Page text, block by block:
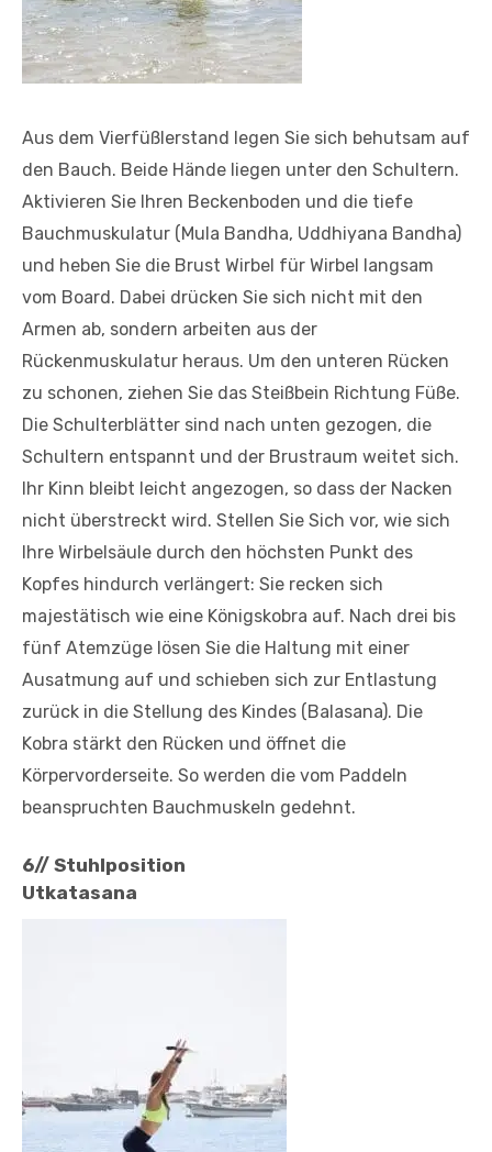
Aus dem Vierfüßlerstand legen Sie sich behutsam auf
den Bauch. Beide Hände liegen unter den Schultern.
Aktivieren Sie Ihren Beckenboden und die tiefe
Bauchmuskulatur (Mula Bandha, Uddhiyana Bandha)
und heben Sie die Brust Wirbel für Wirbel langsam
vom Board. Dabei drücken Sie sich nicht mit den
Armen ab, sondern arbeiten aus der
Rückenmuskulatur heraus. Um den unteren Rücken
zu schonen, ziehen Sie das Steißbein Richtung Füße.
Die Schulterblätter sind nach unten gezogen, die
Schultern entspannt und der Brustraum weitet sich.
Ihr Kinn bleibt leicht angezogen, so dass der Nacken
nicht überstreckt wird. Stellen Sie Sich vor, wie sich
Ihre Wirbelsäule durch den höchsten Punkt des
Kopfes hindurch verlängert: Sie recken sich
majestätisch wie eine Königskobra auf. Nach drei bis
fünf Atemzüge lösen Sie die Haltung mit einer
Ausatmung auf und schieben sich zur Entlastung
zurück in die Stellung des Kindes (Balasana). Die
Kobra stärkt den Rücken und öffnet die
Körpervorderseite. So werden die vom Paddeln
beanspruchten Bauchmuskeln gedehnt.
6// Stuhlposition
Utkatasana